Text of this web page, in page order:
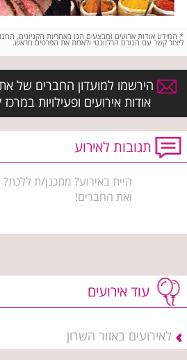
* המידע אודות ארועים ומבצעים הנו באחריות הקניונים,
ליצור קשר עם הגורם הרלוונטי ולאמת את הפרטים מראש.
הירשמו למועדון החברים של
אודות אירועים ופעילויות
תגובות לאירוע
היית באירוע? מתכנן/ת
ואת החברים!
עוד אירועים
לאירועים באזור השרון